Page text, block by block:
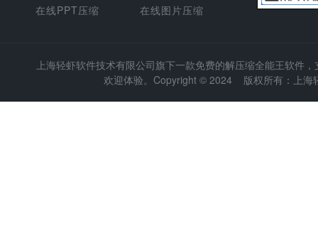
在线PPT压缩
在线图片压缩
上海轻虾软件技术有限公司旗下一款免费的解压缩全能王软件
欢迎体验。Copyright © 2024 版权所有：上